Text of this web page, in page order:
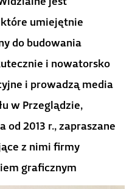
umiejętnie
do budowania
i nowatorsko
i prowadzą media
w Przeglądzie,
2013 r., zapraszane
z nimi firmy
graficznym